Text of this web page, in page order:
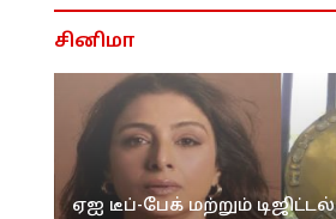
சினிமா
ஏஐ டீப்-பேக் மற்றும் டிஜிட்டல்